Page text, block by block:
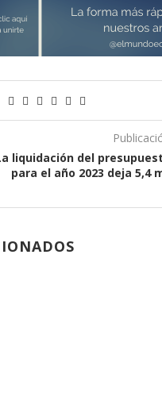
liquidación del
para el año 2023 deja 5,4